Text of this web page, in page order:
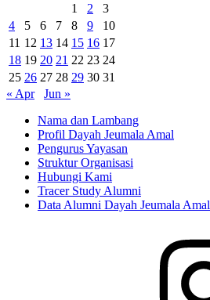
1
2
3
4
5 6 7 8 9
10
11 12 13 14 15 16 17
18 19 20 21 22 23 24
25 26 27 28 29 30 31
« Apr
Jun »
Nama dan Lambang
Profil Dayah Jeumala Amal
Pengurus Yayasan
Struktur Organisasi
Hubungi Kami
Tracer Study Alumni
Data Alumni Dayah Jeumala Amal